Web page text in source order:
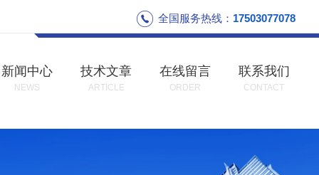
全国服务热线： 17503077078
新闻中心
NEWS
技术文章
ARTICLE
在线留言
ORDER
联系我们
CONTACT